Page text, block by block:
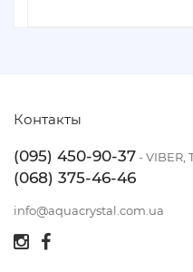
Контакты
(095) 450-90-37- VIBER,
(068) 375-46-46
info@aquacrystal.com.ua